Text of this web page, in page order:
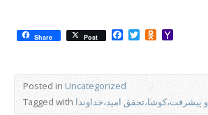
Share Post Facebook
Twitter
Posted in Uncategorized
Tagged withپیشرفت،کوشا،تحقق امید،خداوندا